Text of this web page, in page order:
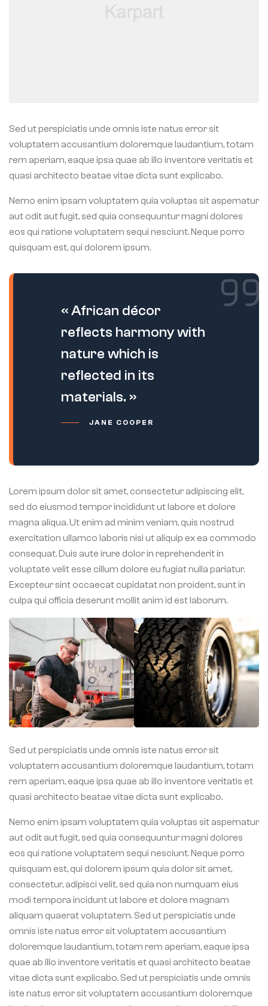
Sed ut perspiciatis unde omnis iste natus error sit
voluptatem accusantium doloremque laudantium, totam
rem aperiam, eaque ipsa quae ab illo inventore veritatis et
quasi architecto beatae vitae dicta sunt explicabo.
Nemo enim ipsam voluptatem quia voluptas sit aspernatur
aut odit aut fugit, sed quia consequuntur magni dolores
eos qui ratione voluptatem sequi nesciunt. Neque porro
quisquam est, qui dolorem ipsum.
« African décor
reflects harmony with
nature which is
reflected in its
materials. »
JANE COOPER
Lorem ipsum dolor sit amet, consectetur adipiscing elit,
sed do eiusmod tempor incididunt ut labore et dolore
magna aliqua. Ut enim ad minim veniam, quis nostrud
exercitation ullamco laboris nisi ut aliquip ex ea commodo
consequat. Duis aute irure dolor in reprehenderit in
voluptate velit esse cillum dolore eu fugiat nulla pariatur.
Excepteur sint occaecat cupidatat non proident, sunt in
culpa qui officia deserunt mollit anim id est laborum.
Sed ut perspiciatis unde omnis iste natus error sit
voluptatem accusantium doloremque laudantium, totam
rem aperiam, eaque ipsa quae ab illo inventore veritatis et
quasi architecto beatae vitae dicta sunt explicabo.
Nemo enim ipsam voluptatem quia voluptas sit aspernatur
aut odit aut fugit, sed quia consequuntur magni dolores
eos qui ratione voluptatem sequi nesciunt. Neque porro
quisquam est, qui dolorem ipsum quia dolor sit amet,
consectetur, adipisci velit, sed quia non numquam eius
modi tempora incidunt ut labore et dolore magnam
aliquam quaerat voluptatem. Sed ut perspiciatis unde
omnis iste natus error sit voluptatem accusantium
doloremque laudantium, totam rem aperiam, eaque ipsa
quae ab illo inventore veritatis et quasi architecto beatae
vitae dicta sunt explicabo. Sed ut perspiciatis unde omnis
iste natus error sit voluptatem accusantium doloremque